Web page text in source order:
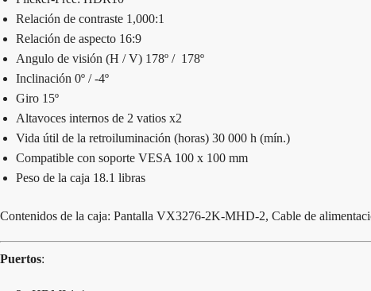
Relación de contraste 1,000:1
Relación de aspecto 16:9
Angulo de visión (H / V) 178º / 178º
Inclinación 0º / -4º
Giro 15º
Altavoces internos de 2 vatios x2
Vida útil de la retroiluminación (horas) 30 000 h (mín.)
Compatible con soporte VESA 100 x 100 mm
Peso de la caja 18.1 libras
Contenidos de la caja: Pantalla VX3276-2K-MHD-2, Cable de
Puertos: